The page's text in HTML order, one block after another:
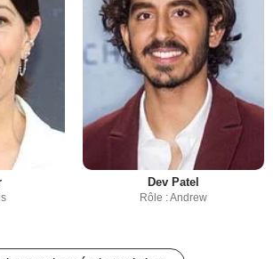
Dev Patel
Rôle : Andrew